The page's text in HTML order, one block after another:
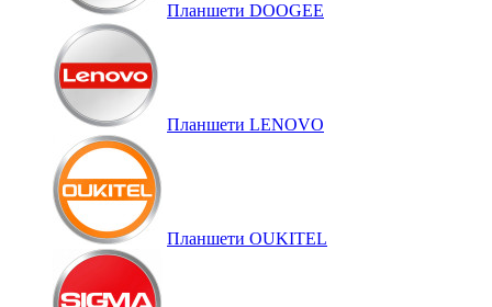
Планшети DOOGEE
Планшети LENOVO
Планшети OUKITEL